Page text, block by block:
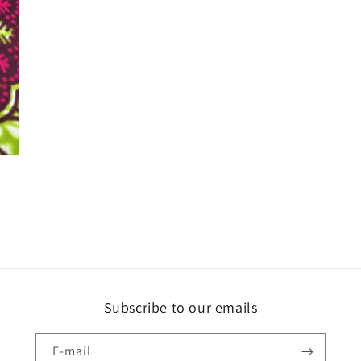
Subscribe to our emails
E-mail